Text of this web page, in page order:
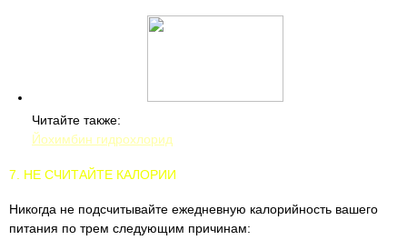
Читайте также:
Йохимбин гидрохлорид
7. НЕ СЧИТАЙТЕ КАЛОРИИ
Никогда не подсчитывайте ежедневную калорийность вашего
питания по трем следующим причинам: